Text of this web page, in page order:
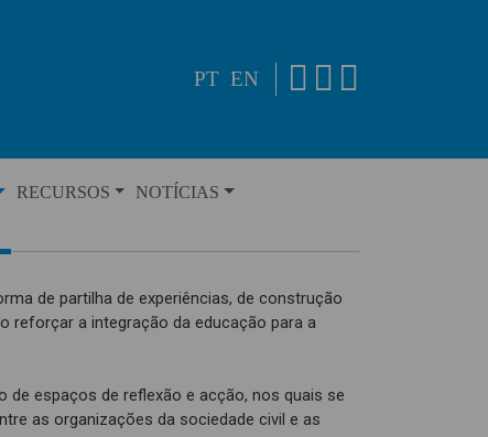
PT EN
RECURSOS NOTÍCIAS
de partilha de experiências, de construção
reforçar a integração da educação para a
de espaços de reflexão e acção, nos quais se
as organizações da sociedade civil e as